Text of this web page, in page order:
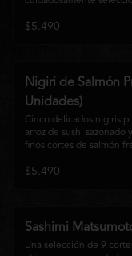
Su textura suave,
$5.490
Nigiri de Salmón
Unidades)
Cinco delicados nigiris
arroz de sushi sazonado
finos cortes de salmón
gastronomía japonesa
$5.490
Sashimi
Una selección de 9